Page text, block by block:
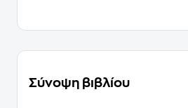
Σύνοψη βιβλίου